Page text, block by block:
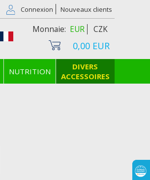
EUR CZK
Connexion Nouveaux clients
0,00 EUR
NUTRITION
DIVERS
ACCESSOIRES